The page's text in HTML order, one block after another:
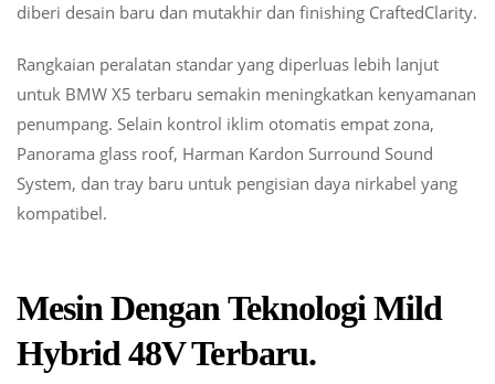
diberi desain baru dan mutakhir dan finishing CraftedClarity.
Rangkaian peralatan standar yang diperluas lebih lanjut
untuk BMW X5 terbaru semakin meningkatkan kenyamanan
penumpang. Selain kontrol iklim otomatis empat zona,
Panorama glass roof, Harman Kardon Surround Sound
System, dan tray baru untuk pengisian daya nirkabel yang
kompatibel.
Mesin Dengan Teknologi Mild
Hybrid 48V Terbaru.